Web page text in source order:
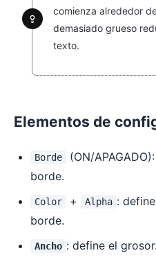
comienza alrededor
demasiado grueso
texto.
Elementos de
Borde
(ON/
borde.
Color + Alpha :
borde.
Ancho : define el grosor.